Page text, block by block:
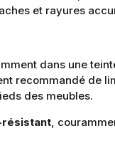
et rayures
dans une
recommandé de
des meubles.
,